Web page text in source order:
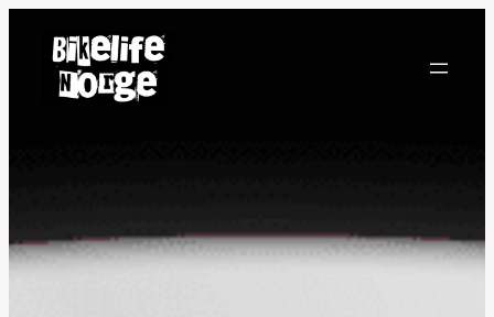
innhold